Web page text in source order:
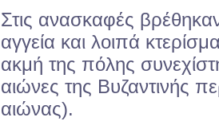
Στις ανασκαφές
αγγεία και λοιπά
ακμή της πόλης
αιώνες της Βυζαντινής
αιώνας).